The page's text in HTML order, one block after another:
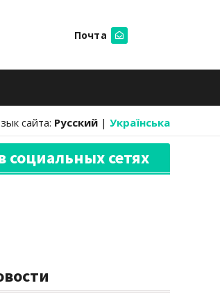
Почта
сайта: Русский | Українська
социальных сетях